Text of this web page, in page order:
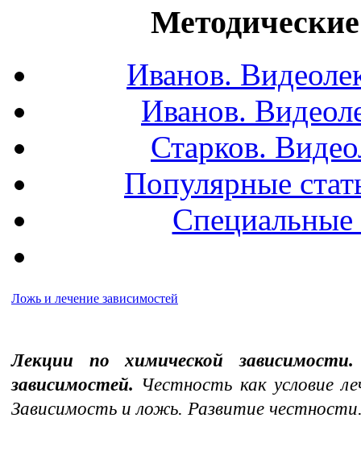
Иванов.
Иванов.
Старков.
Популярные
Ложь и лечение зависимостей
Лекции по химической
зависимостей. Честность как условие
Зависимость и ложь. Развитие